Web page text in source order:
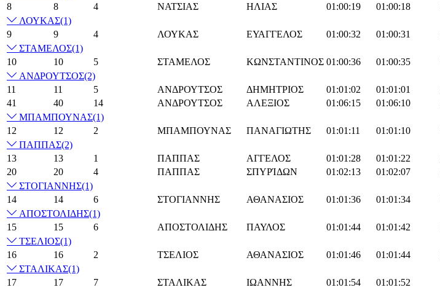
8
8 4 ΝΑΤΣΙΑΣ ΗΛΙΑΣ 01:00:19 01:00:18
ΛΟΥΚΑΣ(1)
9
9 4 ΛΟΥΚΑΣ ΕΥΑΓΓΕΛΟΣ 01:00:32 01:00:31
ΣΤΑΜΕΛΟΣ(1)
10
10 5 ΣΤΑΜΕΛΟΣ ΚΩΝΣΤΑΝΤΙΝΟΣ 01:00:36 01:00:35
ΑΝΔΡΟΥΤΣΟΣ(2)
11
11 5 ΑΝΔΡΟΥΤΣΟΣ ΔΗΜΗΤΡΙΟΣ 01:01:02 01:01:01
41
40 14 ΑΝΔΡΟΥΤΣΟΣ ΑΛΕΞΙΟΣ 01:06:15 01:06:10
ΜΠΑΜΠΟΥΝΑΣ(1)
12
12 2 ΜΠΑΜΠΟΥΝΑΣ ΠΑΝΑΓΙΩΤΗΣ 01:01:11 01:01:10
ΠΑΠΠΑΣ(2)
13
13 1 ΠΑΠΠΑΣ ΑΓΓΕΛΟΣ 01:01:28 01:01:22
20
20 4 ΠΑΠΠΑΣ ΣΠΥΡΊΔΩΝ 01:02:13 01:02:07
ΣΤΟΓΙΑΝΝΗΣ(1)
14
14 6 ΣΤΟΓΙΑΝΝΗΣ ΑΘΑΝΑΣΙΟΣ 01:01:36 01:01:34
ΑΠΟΣΤΟΛΙΔΗΣ(1)
15
15 6 ΑΠΟΣΤΟΛΙΔΗΣ ΠΑΥΛΟΣ 01:01:44 01:01:42
ΤΣΕΛΙΟΣ(1)
16
16 2 ΤΣΕΛΙΟΣ ΑΘΑΝΑΣΙΟΣ 01:01:46 01:01:44
ΣΤΑΛΙΚΑΣ(1)
17
17 7 ΣΤΑΛΙΚΑΣ ΙΩΑΝΝΗΣ 01:01:54
01:01:52